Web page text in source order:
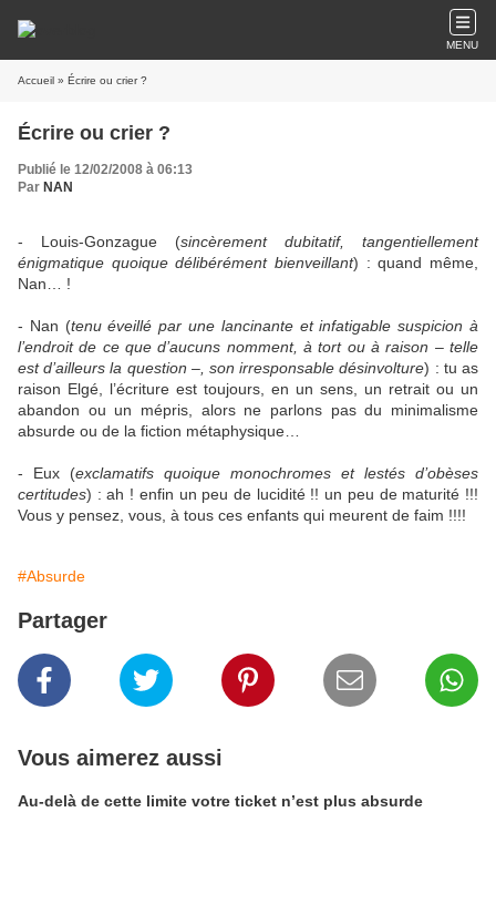
MENU
Accueil » Écrire ou crier ?
Écrire ou crier ?
Publié le 12/02/2008 à 06:13
Par NAN
- Louis-Gonzague (sincèrement dubitatif, tangentiellement
énigmatique quoique délibérément bienveillant) : quand même,
Nan… !
- Nan (tenu éveillé par une lancinante et infatigable suspicion à
l’endroit de ce que d’aucuns nomment, à tort ou à raison – telle
est d’ailleurs la question –, son irresponsable désinvolture) : tu as
raison Elgé, l’écriture est toujours, en un sens, un retrait ou un
abandon ou un mépris, alors ne parlons pas du minimalisme
absurde ou de la fiction métaphysique…
- Eux (exclamatifs quoique monochromes et lestés d’obèses
certitudes) : ah ! enfin un peu de lucidité !! un peu de maturité !!!
Vous y pensez, vous, à tous ces enfants qui meurent de faim !!!!
#Absurde
Partager
Vous aimerez aussi
Au-delà de cette limite votre ticket n’est plus absurde